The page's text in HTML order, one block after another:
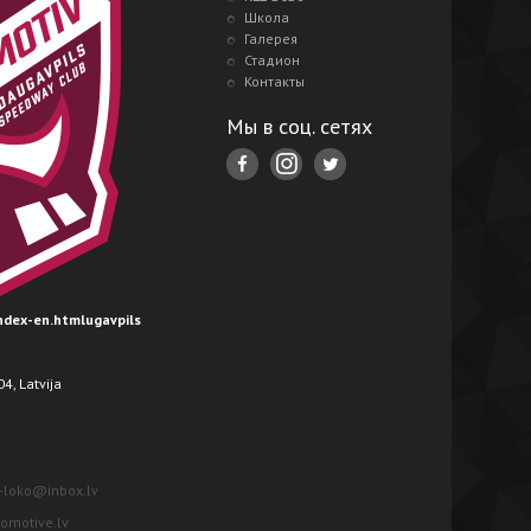
en.htmlugavpils
Latvija
loko@inbox.lv
Школа
Галерея
Стадион
Контакты
Мы в соц. сетях